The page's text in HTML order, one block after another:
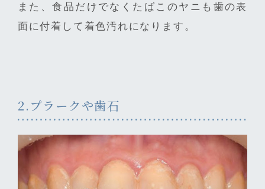
また、食品だけでなくたばこのヤニも歯の表
面に付着して着色汚れになります。
2.プラークや歯石